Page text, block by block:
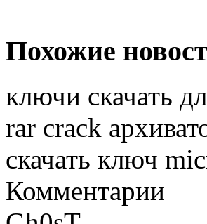
Похожие
ключи скачать
rar crack
скачать ключ
Комментарии